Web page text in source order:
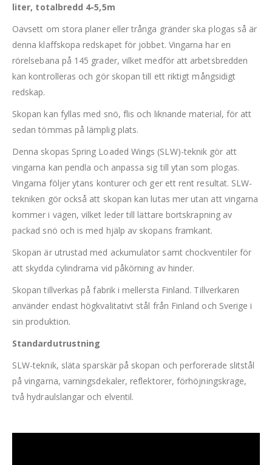
liter, totalbredd 4-5,5m
Oavsett om stora planer eller trånga gränder ska plogas så är
denna klaffskopa redskapet för jobbet. Vingarna har en
rörelsebana på 145 grader, vilket medför att arbetsbredden
kan kontrolleras och gör skopan till ett riktigt mångsidigt
redskap.
Skopan kan fyllas med snö, flis och liknande material, för att
sedan tömmas på lämplig plats.
Denna skopas Spring Loaded Wings (SLW)-teknik gör att
vingarna kan pendla och anpassa sig till ytan som plogas.
Vingarna följer ytans konturer och ger ett rent resultat. SLW-
tekniken gör också att skopan kan lutas mer utan att vingarna
kommer i vägen, vilket leder till lättare bortskrapning av
packad snö och is med hjälp av skopans framkant.
Skopan är utrustad med ackumulator samt chockventiler för
att skydda cylindrarna vid påkörning av hinder.
Skopan tillverkas på fabrik i mellersta Finland. Tillverkaren
använder endast högkvalitativt stål från Finland och Sverige i
sin produktion.
Standardutrustning
SLW-teknik, släta sparskär på skopan och perforerade slitstål
på vingarna, varningsdekaler, reflektorer, förhöjningskrage,
två hydraulslangar och elventil.